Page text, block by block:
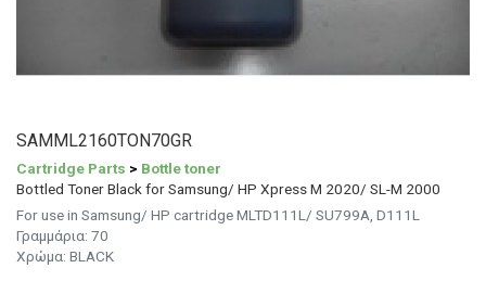
SAMML2160TON70GR
Cartridge Parts > Bottle toner
Bottled Toner Black for Samsung/ HP Xpress M 2020/ SL-M 2000
For use in Samsung/ HP cartridge MLTD111L/ SU799A, D111L
Γραμμάρια: 70
Χρώμα: BLACK